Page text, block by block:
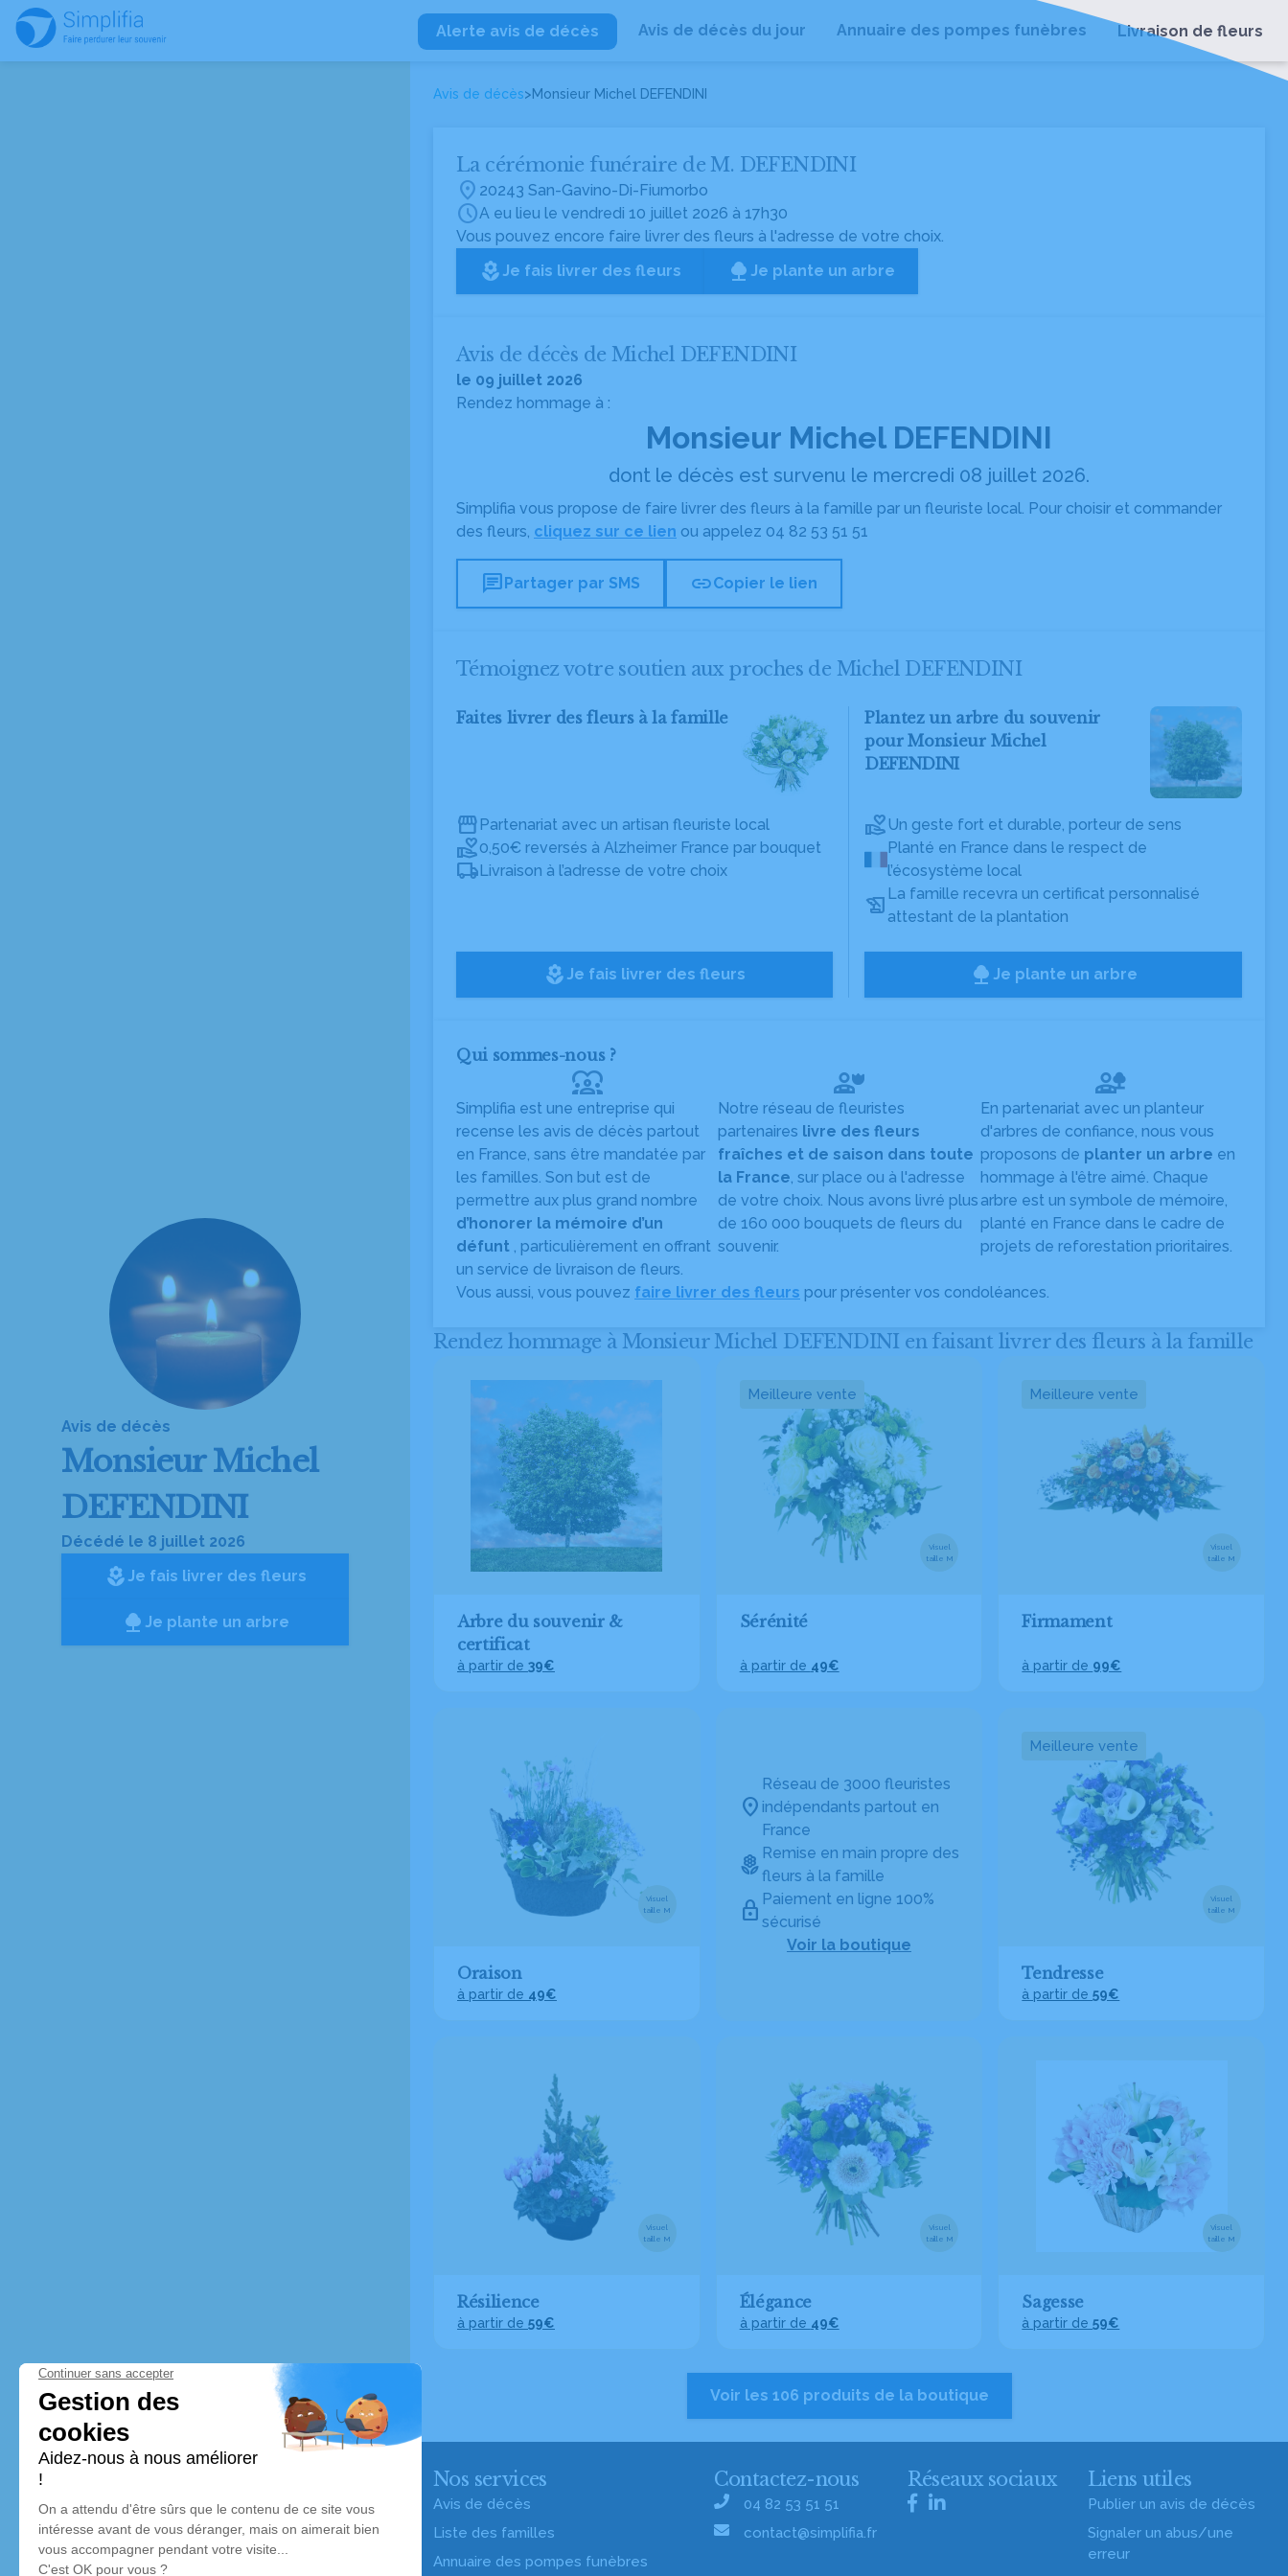
Alerte avis de décès Avis de décès du jour Annuaire des pompes funèbres Livraison de fleurs
Avis de décès
MonsieurMichel
DEFENDINI
Décédé le 8 juillet 2026
local_florist Je fais livrer des fleurs
Je plante un arbre
Avis de décès>Monsieur Michel DEFENDINI
La cérémonie funéraire de M. DEFENDINI
location_on 20243 San-Gavino-Di-Fiumorbo
scheduleA eu lieu le vendredi 10 juillet 2026 à 17h30
Vous pouvez encore faire livrer des fleurs à l'adresse de votre choix.
local_florist Je fais livrer des fleurs Je plante un arbre
Avis de décès de Michel DEFENDINI
le 09 juillet 2026
Rendez hommage à :
Monsieur Michel DEFENDINI
dont le décès est survenu le mercredi 08 juillet 2026.
Simplifia vous propose de faire livrer des fleurs à la famille par un fleuriste local. Pour choisir et commander
des fleurs, cliquez sur ce lien ou appelez 04 82 53 51 51
chatPartager par SMS linkCopier le lien
Témoignez votre soutien aux proches de Michel DEFENDINI
Faites livrer des fleurs à la famille
Partenariat avec un artisan fleuriste local
0,50€ reversés à Alzheimer France par bouquet
Livraison à l’adresse de votre choix
local_florist Je fais livrer des fleurs
Plantez un arbre du souvenir
pour Monsieur Michel
DEFENDINI
Un geste fort et durable, porteur de sens
Planté en France dans le respect de
l’écosystème local
La famille recevra un certificat personnalisé
attestant de la plantation
Je plante un arbre
Qui sommes-nous ?
diversity_1
Simplifia est une entreprise qui
recense les avis de décès partout
en France, sans être mandatée par
les familles. Son but est de
permettre aux plus grand nombre
d’honorer la mémoire d’un
défunt , particulièrement en offrant
un service de livraison de fleurs.
Notre réseau de fleuristes
partenaires livre des fleurs
fraîches et de saison dans toute
la France, sur place ou à l'adresse
de votre choix. Nous avons livré plus
de 160 000 bouquets de fleurs du
souvenir.
En partenariat avec un planteur
d'arbres de confiance, nous vous
proposons de planter un arbre en
hommage à l'être aimé. Chaque
arbre est un symbole de mémoire,
planté en France dans le cadre de
projets de reforestation prioritaires.
Vous aussi, vous pouvez faire livrer des fleurs pour présenter vos condoléances.
Rendez hommage à Monsieur Michel DEFENDINI en faisant livrer des fleurs à la famille
Réseau de 3000 fleuristes
indépendants partout en
France
Remise en main propre des
fleurs à la famille
Paiement en ligne 100%
sécurisé
Voir la boutique
Arbre du souvenir &
certificat
à partir de 39€
Meilleure vente
Visuel
taille M
Sérénité
à partir de 49€
Meilleure vente
Visuel
taille M
Firmament
à partir de 99€
Visuel
taille M
Oraison
à partir de 49€
Meilleure vente
Visuel
taille M
Tendresse
à partir de59€
Visuel
taille M
Résilience
à partir de 59€
Visuel
taille M
Élégance
à partir de 49€
Visuel
taille M
Sagesse
à partir de59€
Voir les 106 produits de la boutique
Nos services
Avis de décès
Liste des familles
Annuaire des pompes funèbres
Contactez-nous
04 82 53 51 51
contact@simplifia.fr
Réseaux sociaux Liens utiles
Publier un avis de décès
Signaler un abus/une
erreur